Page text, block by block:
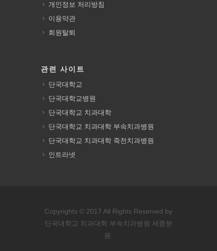
개인정보 처리방침
이용약관
회원탈퇴
관련 사이트
단국대학교
단국대학교병원
단국대학교 치과대학
단국대학교 치과대학 부속치과병원
단국대학교 치과대학 죽전치과병원
인트라넷
Copyrights © 2017 All Rights Reserved by
단국대학교 치과대학 부속치과병원 세종분
원.